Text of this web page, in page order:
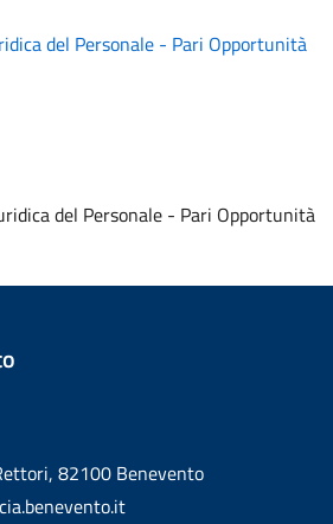
del Personale - Pari Opportunità
del Personale - Pari Opportunità
82100 Benevento